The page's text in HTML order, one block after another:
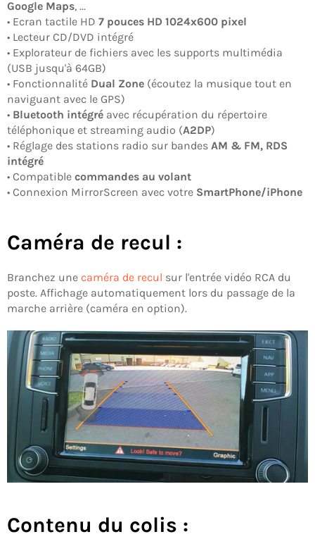
Google Maps, ...
• Ecran tactile HD 7 pouces HD 1024x600 pixel
• Lecteur CD/DVD intégré
• Explorateur de fichiers avec les supports multimédia
(USB jusqu'à 64GB)
• Fonctionnalité Dual Zone (écoutez la musique tout en
naviguant avec le GPS)
• Bluetooth intégré avec récupération du répertoire
téléphonique et streaming audio (A2DP)
• Réglage des stations radio sur bandes AM & FM, RDS
intégré
• Compatible commandes au volant
• Connexion MirrorScreen avec votre SmartPhone/iPhone
Caméra de recul :
Branchez une caméra de recul sur l'entrée vidéo RCA du
poste. Affichage automatiquement lors du passage de la
marche arrière (caméra en option).
Contenu du colis :